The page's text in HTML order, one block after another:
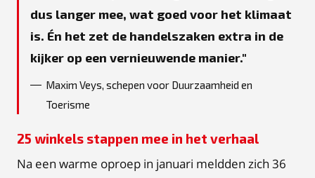
dus langer mee, wat goed voor het klimaat
is. Én het zet de handelszaken extra in de
kijker op een vernieuwende manier.
Maxim Veys, schepen voor Duurzaamheid en
Toerisme
25 winkels stappen mee in het verhaal
Na een warme oproep in januari meldden zich 36